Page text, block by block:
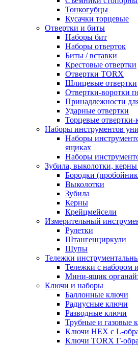
Тонкогубцы
Кусачки торцевые
Отвертки и биты
Наборы бит
Наборы отверток
Биты / вставки
Крестовые отвертки
Отвертки TORX
Шлицевые отвертки
Отвертки-воротки
Принадлежности
Ударные отвертки
Торцевые
Наборы инструментов
Наборы
ящиках
Наборы
Зубила, выколотки, керны
Бородки
Выколотки
Зубила
Керны
Крейцмейсели
Измерительный
Рулетки
Штангенциркули
Щупы
Тележки
Тележки с набором
Мини-ящик
Ключи и наборы
Баллонные ключи
Радиусные ключи
Разводные ключи
Трубные и газовые
Ключи HEX с L-
Ключи TORX Г-